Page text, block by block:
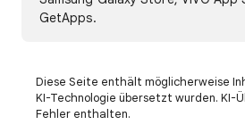
GetApps.
Diese Seite enthält möglicherweise
KI-Technologie übersetzt wurden. KI-
Fehler enthalten.